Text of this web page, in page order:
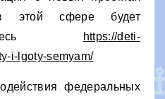
этой сфере будет
здесь
https://deti-
i-lgoty-semyam/
федеральных